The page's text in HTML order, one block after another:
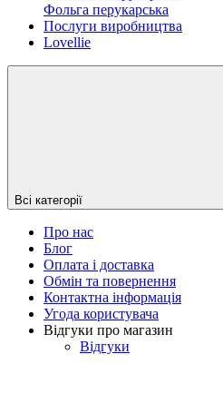
Фольга перукарська
Послуги виробництва
Lovellie
Всі категорії
Про нас
Блог
Оплата і доставка
Обмін та повернення
Контактна інформація
Угода користувача
Відгуки про магазин
Відгуки